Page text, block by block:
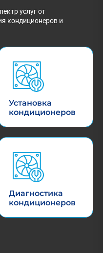
услуг от
кондиционеров и
Установка
кондиционеров
Диагностика
кондиционеров